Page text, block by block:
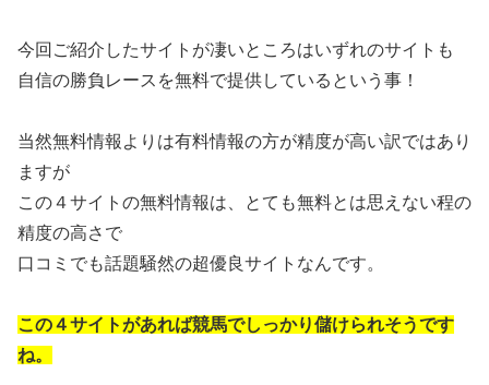
今回ご紹介したサイトが凄いところはいずれのサイトも
自信の勝負レースを無料で提供しているという事！
当然無料情報よりは有料情報の方が精度が高い訳ではあり
ますが
この４サイトの無料情報は、とても無料とは思えない程の
精度の高さで
口コミでも話題騒然の超優良サイトなんです。
この４サイトがあれば競馬でしっかり儲けられそうです
ね。